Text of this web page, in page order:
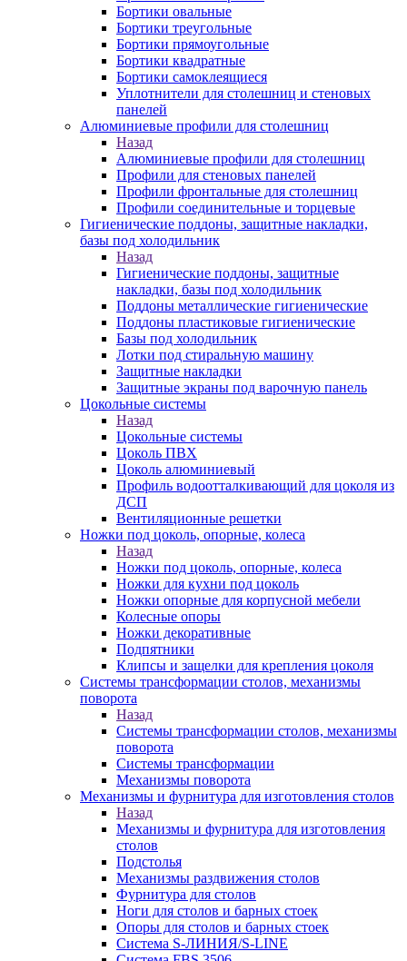
Бортики овальные
Бортики треугольные
Бортики прямоугольные
Бортики квадратные
Бортики самоклеящиеся
Уплотнители для столешниц и стеновых
панелей
Алюминиевые профили для столешниц
Назад
Алюминиевые профили для столешниц
Профили для стеновых панелей
Профили фронтальные для столешниц
Профили соединительные и торцевые
Гигиенические поддоны, защитные накладки,
базы под холодильник
Назад
Гигиенические поддоны, защитные
накладки, базы под холодильник
Поддоны металлические гигиенические
Поддоны пластиковые гигиенические
Базы под холодильник
Лотки под стиральную машину
Защитные накладки
Защитные экраны под варочную панель
Цокольные системы
Назад
Цокольные системы
Цоколь ПВХ
Цоколь алюминиевый
Профиль водоотталкивающий для цоколя из
ДСП
Вентиляционные решетки
Ножки под цоколь, опорные, колеса
Назад
Ножки под цоколь, опорные, колеса
Ножки для кухни под цоколь
Ножки опорные для корпусной мебели
Колесные опоры
Ножки декоративные
Подпятники
Клипсы и защелки для крепления цоколя
Системы трансформации столов, механизмы
поворота
Назад
Системы трансформации столов, механизмы
поворота
Системы трансформации
Механизмы поворота
Механизмы и фурнитура для изготовления столов
Назад
Механизмы и фурнитура для изготовления
столов
Подстолья
Механизмы раздвижения столов
Фурнитура для столов
Ноги для столов и барных стоек
Опоры для столов и барных стоек
Система S-ЛИНИЯ/S-LINE